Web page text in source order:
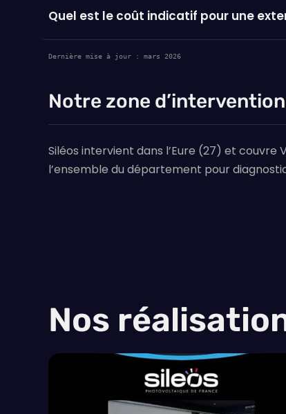
Quel est le coût indicatif pour une
Dernière mise à jour : mars 2026
Notre zone
Siléos intervient dans l’Eure (27) et
l’ensemble du département pour
Nos